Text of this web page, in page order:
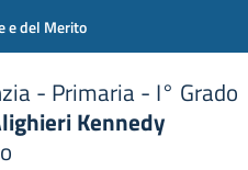
e del MeritoSlim top
- Primaria - I° Grado
Kennedy